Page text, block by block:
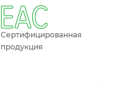
Сертифицированная
продукция